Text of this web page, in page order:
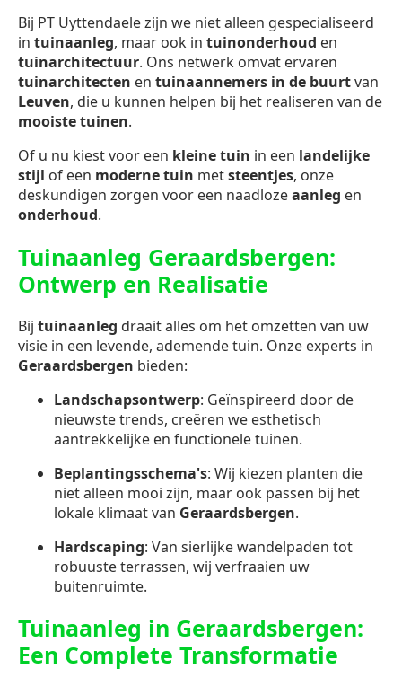
Bij PT Uyttendaele zijn we niet alleen gespecialiseerd
in tuinaanleg, maar ook in tuinonderhoud en
tuinarchitectuur. Ons netwerk omvat ervaren
tuinarchitecten en tuinaannemers in de buurtvan
Leuven, die u kunnen helpen bij het realiseren van de
mooiste tuinen.
Of u nu kiest voor een kleine tuin in een landelijke
stijl of een moderne tuin metsteentjes, onze
deskundigen zorgen voor een naadlozeaanleg en
onderhoud.
Tuinaanleg Geraardsbergen:
Ontwerp en Realisatie
Bij tuinaanleg draait alles om het omzetten van uw
visie in een levende, ademende tuin. Onze experts in
Geraardsbergen bieden:
Landschapsontwerp: Geïnspireerd door de
nieuwste trends, creëren we esthetisch
aantrekkelijke en functionele tuinen.
Beplantingsschema's: Wij kiezen planten die
niet alleen mooi zijn, maar ook passen bij het
lokale klimaat van Geraardsbergen.
Hardscaping: Van sierlijke wandelpaden tot
robuuste terrassen, wij verfraaien uw
buitenruimte.
Tuinaanleg in Geraardsbergen:
Een Complete Transformatie